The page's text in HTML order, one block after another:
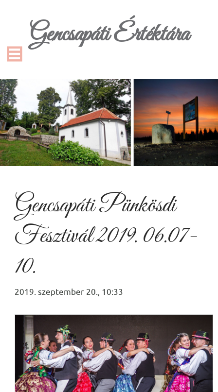
Gencsapáti Értéktára
Gencsapáti Pünkösdi
Fesztivál 2019. 06.07-
10.
2019. szeptember 20., 10:33